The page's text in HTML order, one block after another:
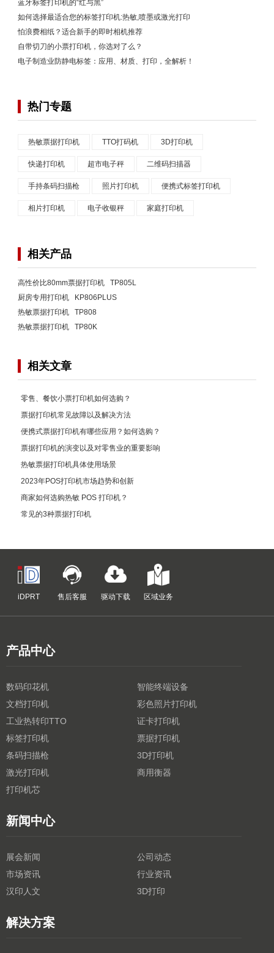
蓝牙标签打印机的“红与黑”
如何选择最适合您的标签打印机:热敏,喷墨或激光打印
怕浪费相纸？适合新手的即时相机推荐
自带切刀的小票打印机，你选对了么？
电子制造业防静电标签：应用、材质、打印，全解析！
热门专题
热敏票据打印机 TTO打码机 3D打印机
快递打印机 超市电子秤 二维码扫描器
手持条码扫描枪 照片打印机 便携式标签打印机
相片打印机 电子收银秤 家庭打印机
相关产品
高性价比80mm票据打印机 TP805L
厨房专用打印机 KP806PLUS
热敏票据打印机 TP808
热敏票据打印机 TP80K
相关文章
零售、餐饮小票打印机如何选购？
票据打印机常见故障以及解决方法
便携式票据打印机有哪些应用？如何选购？
票据打印机的演变以及对零售业的重要影响
热敏票据打印机具体使用场景
2023年POS打印机市场趋势和创新
商家如何选购热敏 POS 打印机？
常见的3种票据打印机
iDPRT 售后客服 驱动下载 区域业务
产品中心
数码印花机
智能终端设备
文档打印机
彩色照片打印机
工业热转印TTO
证卡打印机
标签打印机
票据打印机
条码扫描枪
3D打印机
激光打印机
商用衡器
打印机芯
新闻中心
展会新闻
公司动态
市场资讯
行业资讯
汉印人文
3D打印
解决方案